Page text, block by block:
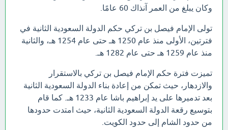
وكان يبلغ من العمر آنذاك 60 عامًا.
تولى الإمام فيصل بن تركي حكم الدولة السعودية الثانية في
فترتين، الأولى منذ عام 1250 هـ حتى عام 1254 هـ، والثانية
منذ عام 1259 هـ حتى عام 1282 هـ.
تميزت فترة حكم الإمام فيصل بن تركي بالاستقرار
والازدهار، حيث تمكن من إعادة بناء الدولة السعودية الثانية
بعد تدميرها على يد إبراهيم باشا عام 1233 هـ. كما قام
بتوسيع رقعة الدولة السعودية الثانية، حيث امتدت حدودها
من حدود الشام إلى حدود الكويت.